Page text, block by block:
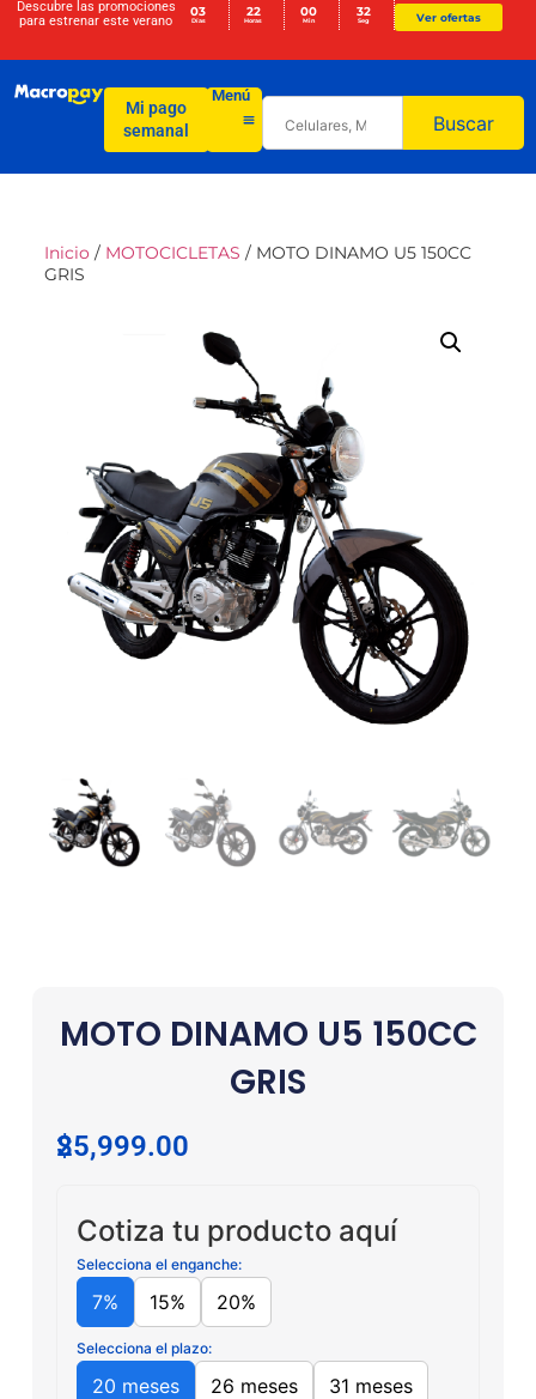
Descubre las promociones
para estrenar este verano
03
Días
22
Horas
00
Min
32
Seg Ver ofertas
Mi pago
semanal
Menú
Buscar
Inicio / MOTOCICLETAS / MOTO DINAMO U5 150CC
GRIS
MOTO DINAMO U5 150CC
GRIS
$
25,999.00
Cotiza tu producto aquí
Selecciona el enganche:
7% 15% 20%
Selecciona el plazo:
20 meses 26 meses 31 meses